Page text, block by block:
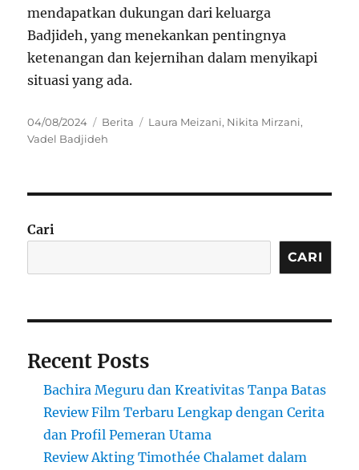
mendapatkan dukungan dari keluarga
Badjideh, yang menekankan pentingnya
ketenangan dan kejernihan dalam menyikapi
situasi yang ada.
Posted
on
04/08/2024 Categories
Berita Tags
Laura Meizani, Nikita Mirzani,
Vadel Badjideh
Cari
CARI
Recent Posts
Bachira Meguru dan Kreativitas Tanpa Batas
Review Film Terbaru Lengkap dengan Cerita
dan Profil Pemeran Utama
Review Akting Timothée Chalamet dalam